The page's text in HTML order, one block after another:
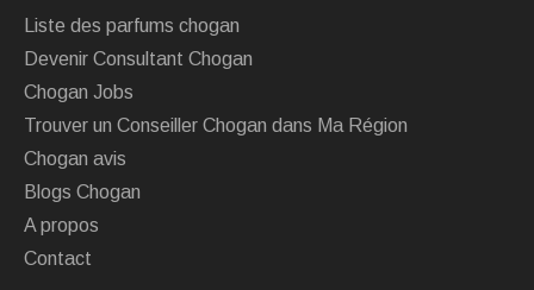
Liste des parfums chogan
Devenir Consultant Chogan
Chogan Jobs
Trouver un Conseiller Chogan dans Ma Région
Chogan avis
Blogs Chogan
A propos
Contact